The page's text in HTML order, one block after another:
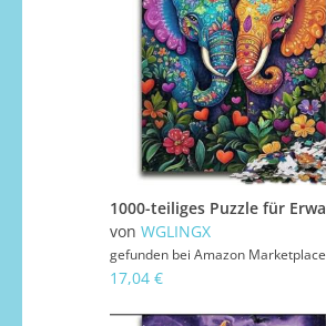
von WGLINGX
gefunden bei Amazon Marketplace
17,04 €